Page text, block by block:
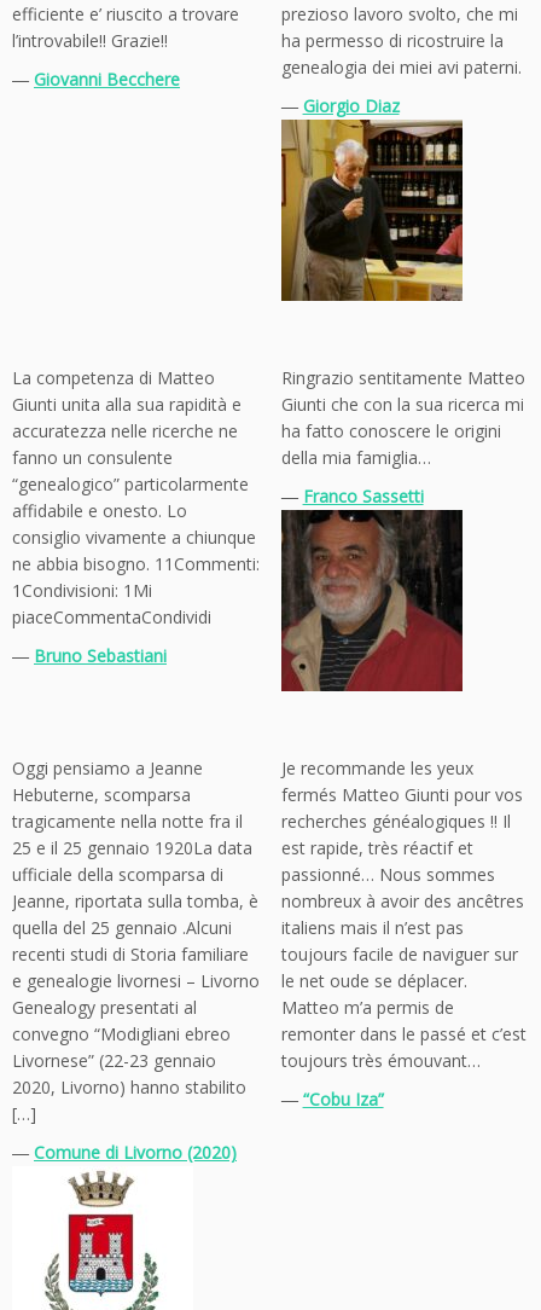
efficiente e’ riuscito a trovare
l’introvabile!! Grazie!!
― Giovanni Becchere
prezioso lavoro svolto, che mi
ha permesso di ricostruire la
genealogia dei miei avi paterni.
― Giorgio Diaz
La competenza di Matteo
Giunti unita alla sua rapidità e
accuratezza nelle ricerche ne
fanno un consulente
“genealogico” particolarmente
affidabile e onesto. Lo
consiglio vivamente a chiunque
ne abbia bisogno. 11Commenti:
1Condivisioni: 1Mi
piaceCommentaCondividi
― Bruno Sebastiani
Ringrazio sentitamente Matteo
Giunti che con la sua ricerca mi
ha fatto conoscere le origini
della mia famiglia…
― Franco Sassetti
Oggi pensiamo a Jeanne
Hebuterne, scomparsa
tragicamente nella notte fra il
25 e il 25 gennaio 1920La data
ufficiale della scomparsa di
Jeanne, riportata sulla tomba, è
quella del 25 gennaio .Alcuni
recenti studi di Storia familiare
e genealogie livornesi – Livorno
Genealogy presentati al
convegno “Modigliani ebreo
Livornese” (22-23 gennaio
2020, Livorno) hanno stabilito
[…]
― Comune di Livorno (2020)
Je recommande les yeux
fermés Matteo Giunti pour vos
recherches généalogiques !! Il
est rapide, très réactif et
passionné… Nous sommes
nombreux à avoir des ancêtres
italiens mais il n’est pas
toujours facile de naviguer sur
le net oude se déplacer.
Matteo m’a permis de
remonter dans le passé et c’est
toujours très émouvant…
― “Cobu Iza”